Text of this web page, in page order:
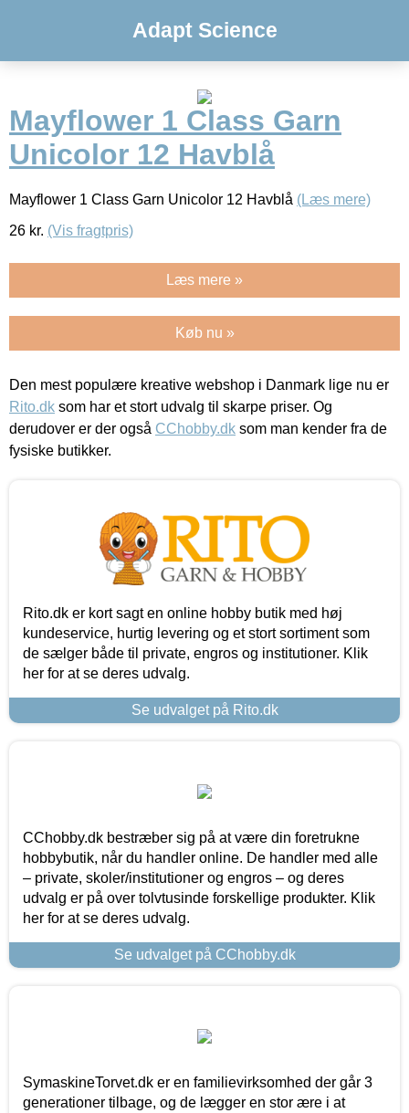
Adapt Science
Mayflower 1 Class Garn
Unicolor 12 Havblå
Mayflower 1 Class Garn Unicolor 12 Havblå (Læs mere)
26 kr. (Vis fragtpris)
Læs mere »
Køb nu »
Den mest populære kreative webshop i Danmark lige nu er
Rito.dk som har et stort udvalg til skarpe priser. Og
derudover er der også CChobby.dk som man kender fra de
fysiske butikker.
Rito.dk er kort sagt en online hobby butik med høj
kundeservice, hurtig levering og et stort sortiment som
de sælger både til private, engros og institutioner. Klik
her for at se deres udvalg.
Se udvalget på Rito.dk
CChobby.dk bestræber sig på at være din foretrukne
hobbybutik, når du handler online. De handler med alle
– private, skoler/institutioner og engros – og deres
udvalg er på over tolvtusinde forskellige produkter. Klik
her for at se deres udvalg.
Se udvalget på CChobby.dk
SymaskineTorvet.dk er en familievirksomhed der går 3
generationer tilbage, og de lægger en stor ære i at